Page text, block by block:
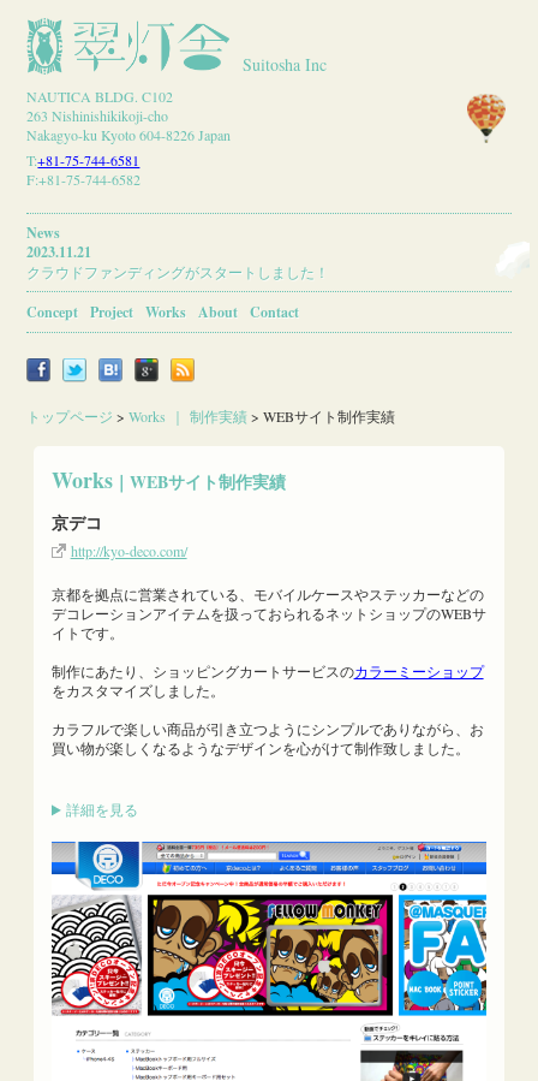
Suitosha Inc
NAUTICA BLDG. C102
263 Nishinishikikoji-cho
Nakagyo-ku Kyoto 604-8226 Japan
T:+81-75-744-6581
F:+81-75-744-6582
News
2023.11.21
クラウドファンディングがスタートしました！
Concept Project Works About Contact
トップページ > Works ｜ 制作実績 > WEBサイト制作実績
Works｜WEBサイト制作実績
京デコ
http://kyo-deco.com/
京都を拠点に営業されている、モバイルケースやステッカーなどの
デコレーションアイテムを扱っておられるネットショップのWEBサ
イトです。
制作にあたり、ショッピングカートサービスのカラーミーショップ
をカスタマイズしました。
カラフルで楽しい商品が引き立つようにシンプルでありながら、お
買い物が楽しくなるようなデザインを心がけて制作致しました。
詳細を見る